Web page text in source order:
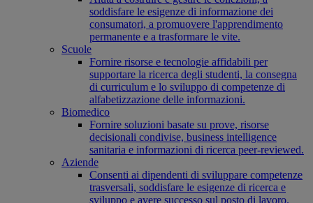
soddisfare le esigenze di informazione dei
consumatori, a promuovere l'apprendimento
permanente e a trasformare le vite.
Scuole
Fornire risorse e tecnologie affidabili per
supportare la ricerca degli studenti, la consegna
di curriculum e lo sviluppo di competenze di
alfabetizzazione delle informazioni.
Biomedico
Fornire soluzioni basate su prove, risorse
decisionali condivise, business intelligence
sanitaria e informazioni di ricerca peer-reviewed.
Aziende
Consenti ai dipendenti di sviluppare competenze
trasversali, soddisfare le esigenze di ricerca e
sviluppo e avere successo sul posto di lavoro.